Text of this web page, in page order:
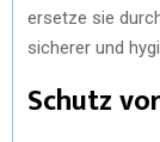
ersetze sie
sicherer und
Schutz